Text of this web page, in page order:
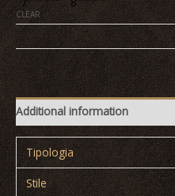
CLEAR
AMBRA
|
AGATA
|
ARAGONA
|
GIADA
quantity
Additional information
Tipologia
Stile